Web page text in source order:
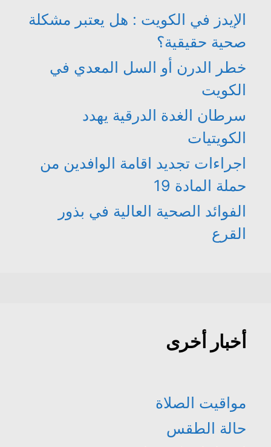
الإيدز في الكويت : هل يعتبر مشكلة
صحية حقيقية؟
خطر الدرن أو السل المعدي في
الكويت
سرطان الغدة الدرقية يهدد
الكويتيات
اجراءات تجديد اقامة الوافدين من
حملة المادة 19
الفوائد الصحية العالية في بذور
القرع
أخبار أخرى
مواقيت الصلاة
حالة الطقس